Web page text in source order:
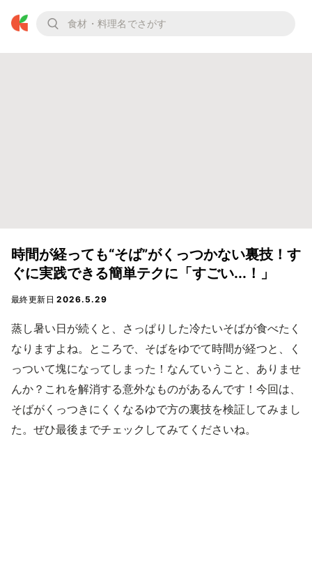
時間が経っても“そば”がくっつかない裏技！す
ぐに実践できる簡単テクに「すごい...！」
最終更新日2026.5.29
蒸し暑い日が続くと、さっぱりした冷たいそばが食べたく
なりますよね。ところで、そばをゆでて時間が経つと、く
っついて塊になってしまった！なんていうこと、ありませ
んか？これを解消する意外なものがあるんです！今回は、
そばがくっつきにくくなるゆで方の裏技を検証してみまし
た。ぜひ最後までチェックしてみてくださいね。